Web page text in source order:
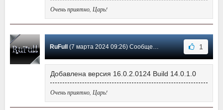
Очень приятно, Царь!
RuFull (7 марта 2024 09:26) Сообщение #110 1
Добавлена версия 16.0.2.0124 Build 14.0.1.0
Очень приятно, Царь!